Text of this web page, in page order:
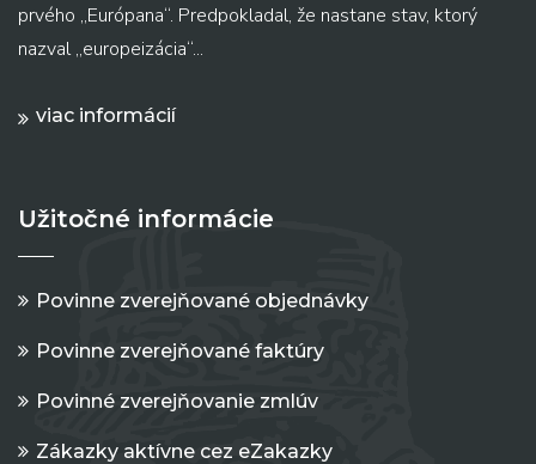
prvého „Európana“. Predpokladal, že nastane stav, ktorý
nazval „europeizácia“...
viac informácií
Užitočné informácie
Povinne zverejňované objednávky
Povinne zverejňované faktúry
Povinné zverejňovanie zmlúv
Zákazky aktívne cez eZakazky